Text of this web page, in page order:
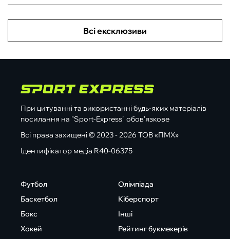
Всі ексклюзиви
При цитуванні та використанні будь-яких матеріалів
посилання на "Sport-Express" обов'язкове
Всі права захищені © 2023 - 2026 ТОВ «ПМХ»
Ідентифікатор медіа R40-06375
Футбол
Баскетбол
Бокс
Хокей
Олімпіада
Кіберспорт
Інші
Рейтинг букмекерів